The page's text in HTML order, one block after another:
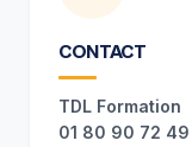
CONTACT
TDL Formation
01 80 90 72 49